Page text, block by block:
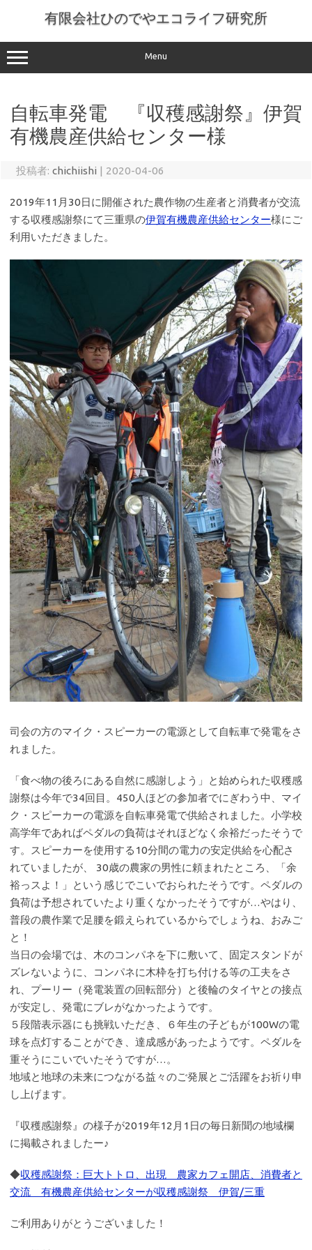
へ
ス
有限会社ひのでやエコライフ研究所
Menu
自転車発電 『収穫感謝祭』伊賀
有機農産供給センター様
投稿者: chichiishi | 2020-04-06
2019年11月30日に開催された農作物の生産者と消費者が交流
する収穫感謝祭にて三重県の伊賀有機農産供給センター様にご
利用いただきました。
司会の方のマイク・スピーカーの電源として自転車で発電をさ
れました。
「食べ物の後ろにある自然に感謝しよう」と始められた収穫感
謝祭は今年で34回目。450人ほどの参加者でにぎわう中、マイ
ク・スピーカーの電源を自転車発電で供給されました。小学校
高学年であればペダルの負荷はそれほどなく余裕だったそうで
す。スピーカーを使用する10分間の電力の安定供給を心配さ
れていましたが、 30歳の農家の男性に頼まれたところ、「余
裕っスよ！」という感じでこいでおられたそうです。ペダルの
負荷は予想されていたより重くなかったそうですが…やはり、
普段の農作業で足腰を鍛えられているからでしょうね、おみご
と！
当日の会場では、木のコンパネを下に敷いて、固定スタンドが
ズレないように、コンパネに木枠を打ち付ける等の工夫をさ
れ、プーリー（発電装置の回転部分）と後輪のタイヤとの接点
が安定し、発電にブレがなかったようです。
５段階表示器にも挑戦いただき、６年生の子どもが100Wの電
球を点灯することができ、達成感があったようです。ペダルを
重そうにこいでいたそうですが…。
地域と地球の未来につながる益々のご発展とご活躍をお祈り申
し上げます。
『収穫感謝祭』の様子が2019年12月1日の毎日新聞の地域欄
に掲載されましたー♪
◆収穫感謝祭：巨大トトロ、出現 農家カフェ開店、消費者と
交流 有機農産供給センターが収穫感謝祭 伊賀/三重
ご利用ありがとうございました！